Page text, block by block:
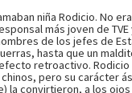
niña Rodicio. No
más joven de
de los jefes de
hasta que un
retroactivo. Rodicio
pero su carácter
la convirtieron, a los